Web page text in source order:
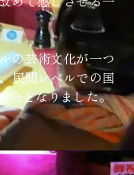
の芸術文化が一つ
民間レベルでの国
会となりました。